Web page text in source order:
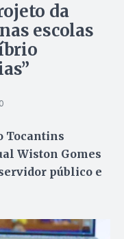
da
escolas
Tocantins
Wiston Gomes
público e